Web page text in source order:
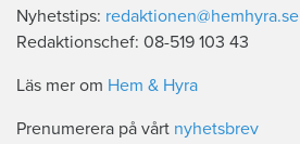
Nyhetstips: redaktionen@hemhyra.se
Redaktionschef: 08-519 103 43
Läs mer om Hem & Hyra
Prenumerera på vårt nyhetsbrev